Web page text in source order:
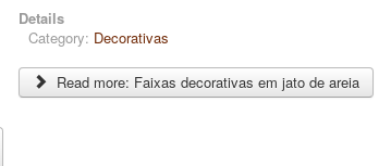
Details
Category: Decorativas
Read more: Faixas decorativas em jato de areia